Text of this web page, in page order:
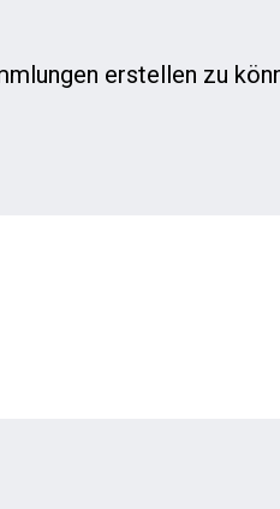
erstellen zu